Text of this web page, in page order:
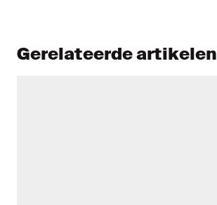
Gerelateerde artikelen